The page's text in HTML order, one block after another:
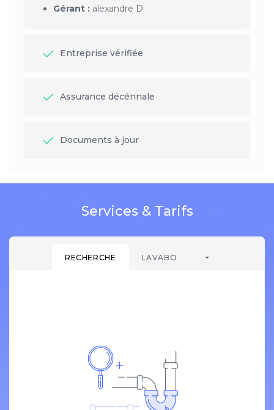
Gérant : alexandre D.
Entreprise vérifiée
Assurance décénnale
Documents à jour
Services & Tarifs
RECHERCHE LAVABO